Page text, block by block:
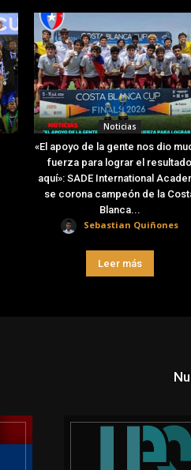
Noticias
«El apoyo de la gente nos dio
fuerza para lograr el resultado
aquí»: SADE International
se corona campeón de la
Blanca...
Sebastian Quiñones
Leer más